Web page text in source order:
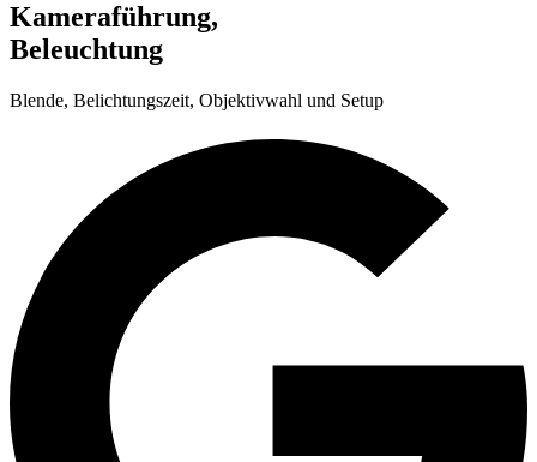
Kameraführung,
Beleuchtung
Blende, Belichtungszeit, Objektivwahl und Setup